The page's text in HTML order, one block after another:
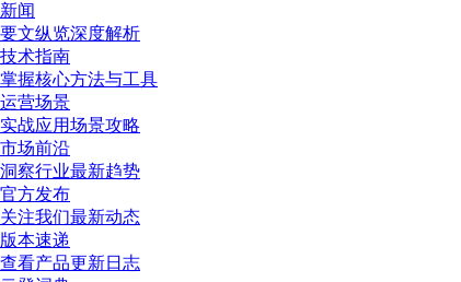
新闻
要文纵览深度解析
技术指南
掌握核心方法与工具
运营场景
实战应用场景攻略
市场前沿
洞察行业最新趋势
官方发布
关注我们最新动态
版本速递
查看产品更新日志